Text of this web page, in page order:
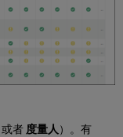
或者 度量人）。有